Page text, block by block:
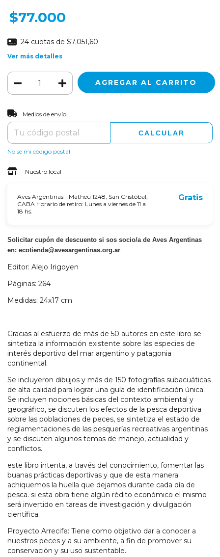
$77.000
24 cuotas de $7.051,60
Ver más detalles
Entregas para el CP:
Medios de envío
CALCULAR
No sé mi código postal
Nuestro local
Aves Argentinas - Matheu 1248, San Cristóbal,
CABA Horario de retiro: Lunes a viernes de 11 a
18 hs.
Gratis
Solicitar cupón de descuento si sos socio/a de Aves Argentinas
en: ecotienda@avesargentinas.org.ar
Editor: Alejo Irigoyen
Páginas: 264
Medidas: 24x17 cm
Gracias al esfuerzo de más de 50 autores en este libro se
sintetiza la información existente sobre las especies de
interés deportivo del mar argentino y patagonia
continental.
Se incluyeron dibujos y más de 150 fotografías subacuáticas
de alta calidad para lograr una guía de identificación única.
Se incluyen nociones básicas del contexto ambiental y
geográfico, se discuten los efectos de la pesca deportiva
sobre las poblaciones de peces, se sintetiza el estado de
reglamentaciones de las pesquerías recreativas argentinas
y se discuten algunos temas de manejo, actualidad y
conflictos.
este libro intenta, a través del conocimiento, fomentar las
buanas prácticas deportivas y que de esta manera
achiquemos la huella que dejamos durante cada día de
pesca. si esta obra tiene algún rédito económico el mismo
será invertido en tareas de investigación y divulgación
científica.
Proyecto Arrecife: Tiene como objetivo dar a conocer a
nuestros peces y a su ambiente, a fin de promover su
conservación y su uso sustentable.